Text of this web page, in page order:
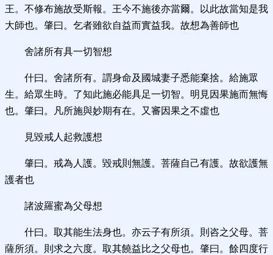
王。不修布施故受斯報。王今不施後亦當爾。以此故當知是我
大師也。肇曰。乞者雖欲自益而實益我。故想為善師也
舍諸所有具一切智想
什曰。舍諸所有。謂身命及國城妻子悉能棄捨。給施眾
生。給眾生時。了知此施必能具足一切智。明見因果施而無悔
也。肇曰。凡所施與妙期有在。又審因果之不虛也
見毀戒人起救護想
肇曰。戒為人護。毀戒則無護。菩薩自己有護。故欲護無
護者也
諸波羅蜜為父母想
什曰。取其能生法身也。亦云子有所須。則咨之父母。菩
薩所須。則求之六度。取其饒益比之父母也。肇曰。餘四度行